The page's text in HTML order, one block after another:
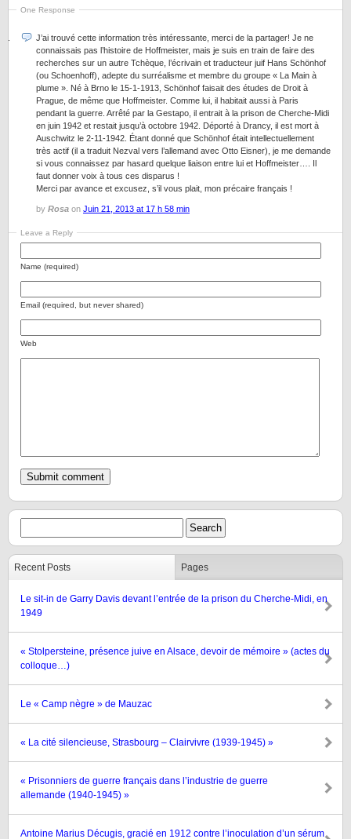
One Response
J’ai trouvé cette information très intéressante, merci de la partager! Je ne
connaissais pas l’histoire de Hoffmeister, mais je suis en train de faire des
recherches sur un autre Tchèque, l’écrivain et traducteur juif Hans Schönhof
(ou Schoenhoff), adepte du surréalisme et membre du groupe « La Main à
plume ». Né à Brno le 15-1-1913, Schönhof faisait des études de Droit à
Prague, de même que Hoffmeister. Comme lui, il habitait aussi à Paris
pendant la guerre. Arrêté par la Gestapo, il entrait à la prison de Cherche-Midi
en juin 1942 et restait jusqu’à octobre 1942. Déporté à Drancy, il est mort à
Auschwitz le 2-11-1942. Étant donné que Schönhof était intellectuellement
très actif (il a traduit Nezval vers l’allemand avec Otto Eisner), je me demande
si vous connaissez par hasard quelque liaison entre lui et Hoffmeister…. Il
faut donner voix à tous ces disparus !
Merci par avance et excusez, s’il vous plait, mon précaire français !
by Rosa on Juin 21, 2013 at 17 h 58 min
Leave a Reply
Name (required)
Email (required, but never shared)
Web
Recent Posts Pages
Le sit-in de Garry Davis devant l’entrée de la prison du Cherche-Midi, en
1949
« Stolpersteine, présence juive en Alsace, devoir de mémoire » (actes du
colloque…)
Le « Camp nègre » de Mauzac
« La cité silencieuse, Strasbourg – Clairvivre (1939-1945) »
« Prisonniers de guerre français dans l’industrie de guerre
allemande (1940-1945) »
Antoine Marius Décugis, gracié en 1912 contre l’inoculation d’un sérum